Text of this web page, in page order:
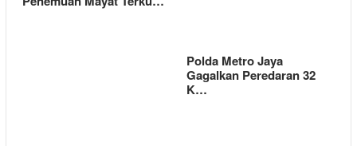
Polda Metro Jaya
Gagalkan Peredaran 32
K…